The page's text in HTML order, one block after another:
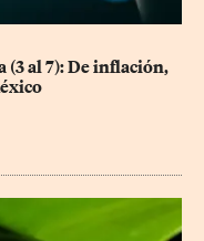
(3 al 7): De inflación,